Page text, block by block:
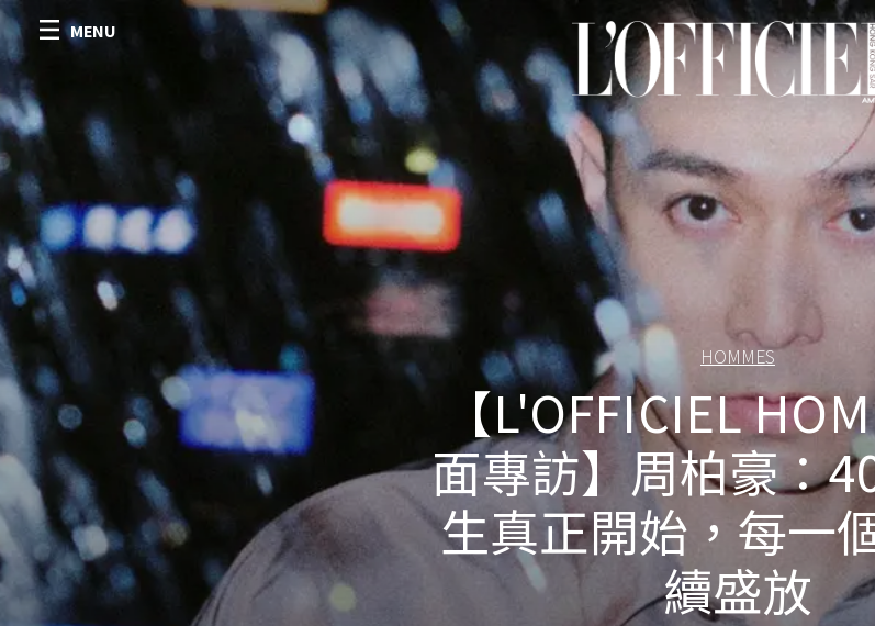
MENU
HOMMES
【L'OFFICIEL
面專訪】周柏豪：
生真正開始，每一
續盛放